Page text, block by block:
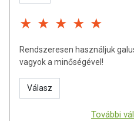
Rendszeresen használjuk
vagyok a minőségével!
Válasz
További